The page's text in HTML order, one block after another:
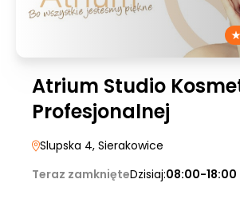
Atrium Studio
Profesjonalnej
Slupska 4, Sierakowice
Teraz zamknięteDzisiaj:08:00-18:00